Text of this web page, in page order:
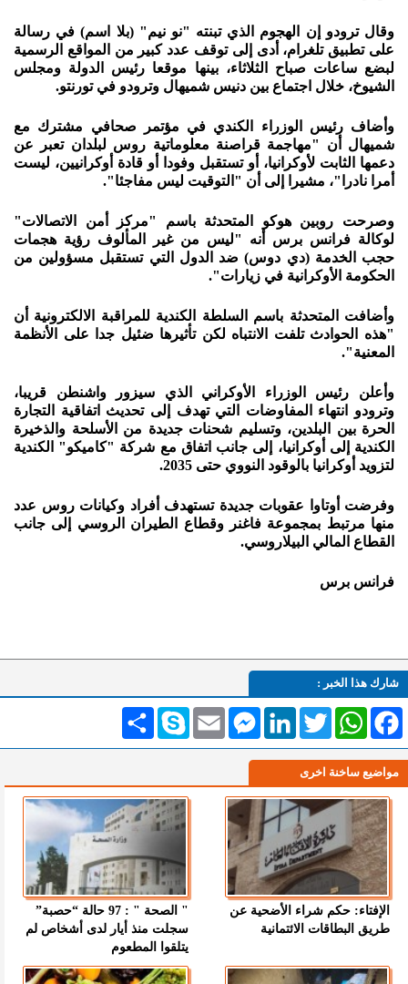
وقال ترودو إن الهجوم الذي تبنته "نو نيم" (بلا اسم) في رسالة
على تطبيق تلغرام، أدى إلى توقف عدد كبير من المواقع الرسمية
لبضع ساعات صباح الثلاثاء، بينها موقعا رئيس الدولة ومجلس
الشيوخ، خلال اجتماع بين دنيس شميهال وترودو في تورنتو.
وأضاف رئيس الوزراء الكندي في مؤتمر صحافي مشترك مع
شميهال أن "مهاجمة قراصنة معلوماتية روس لبلدان تعبر عن
دعمها الثابت لأوكرانيا، أو تستقبل وفودا أو قادة أوكرانيين، ليست
أمرا نادرا"، مشيرا إلى أن "التوقيت ليس مفاجئا".
وصرحت روبين هوكو المتحدثة باسم "مركز أمن الاتصالات"
لوكالة فرانس برس أنه "ليس من غير المألوف رؤية هجمات
حجب الخدمة (دي دوس) ضد الدول التي تستقبل مسؤولين من
الحكومة الأوكرانية في زيارات".
وأضافت المتحدثة باسم السلطة الكندية للمراقبة الالكترونية أن
"هذه الحوادث تلفت الانتباه لكن تأثيرها ضئيل جدا على الأنظمة
المعنية".
وأعلن رئيس الوزراء الأوكراني الذي سيزور واشنطن قريبا،
وترودو انتهاء المفاوضات التي تهدف إلى تحديث اتفاقية التجارة
الحرة بين البلدين، وتسليم شحنات جديدة من الأسلحة والذخيرة
الكندية إلى أوكرانيا، إلى جانب اتفاق مع شركة "كاميكو" الكندية
لتزويد أوكرانيا بالوقود النووي حتى 2035.
وفرضت أوتاوا عقوبات جديدة تستهدف أفراد وكيانات روس عدد
منها مرتبط بمجموعة فاغنر وقطاع الطيران الروسي إلى جانب
القطاع المالي البيلاروسي.
فرانس برس
شارك هذا الخبر :
انشر Skype Email
MessengerLinkedInTwitterWhatsAppFacebook
مواضيع ساخنة اخرى
الإفتاء: حكم شراء الأضحية عن
طريق البطاقات الائتمانية
" الصحة " : 97 حالة “حصبة”
سجلت منذ أيار لدى أشخاص لم
يتلقوا المطعوم